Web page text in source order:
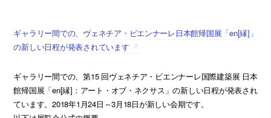
ギャラリー間での、ヴェネチア・ビエンナーレ日本館帰国展「en[縁]」
の新しい日程が発表されています
ギャラリー間での、第15 回ヴェネチア・ビエンナーレ国際建築展 日本
館帰国展「en[縁]：アート・オブ・ネクサス」の新しい日程が発表され
ています。2018年1月24日～3月18日が新しい会期です。